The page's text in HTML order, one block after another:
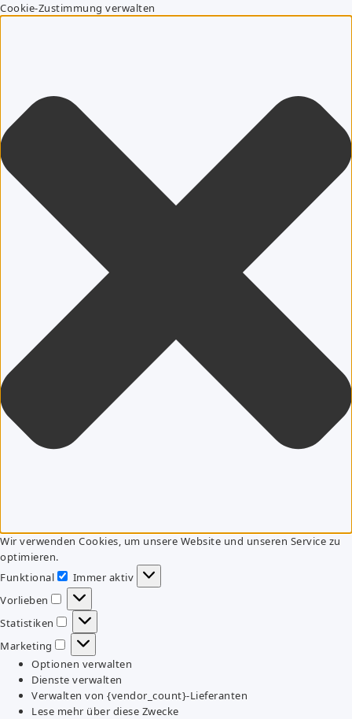
Cookie-Zustimmung verwalten
Wir verwenden Cookies, um unsere Website und unseren Service zu
optimieren.
Funktional
Funktional
Immer aktiv
Vorlieben
Vorlieben
Statistiken
Statistiken
Marketing
Marketing
Optionen verwalten
Dienste verwalten
Verwalten von {vendor_count}-Lieferanten
Lese mehr über diese Zwecke